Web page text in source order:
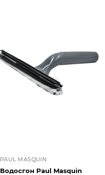
PAUL MASQUIN
Водосгон Paul Masquin